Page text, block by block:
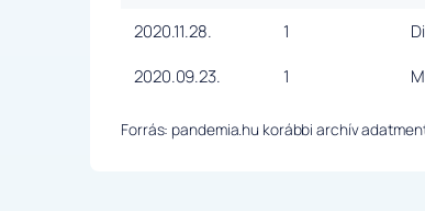
2020.11.28. 1
2020.09.23.
1
Forrás: pandemia.hu korábbi archív